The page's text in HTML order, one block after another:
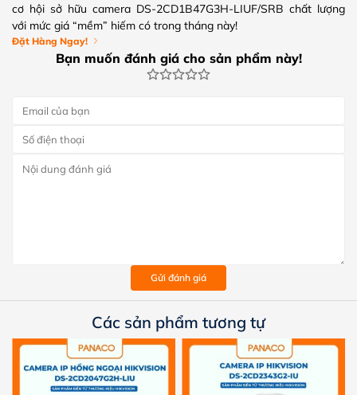
cơ hội sở hữu camera DS-2CD1B47G3H-LIUF/SRB chất lượng
với mức giá “mềm” hiếm có trong tháng này!
Đặt Hàng Ngay!
Bạn muốn đánh giá cho sản phẩm này!
Gửi đánh giá
Các sản phẩm tương tự